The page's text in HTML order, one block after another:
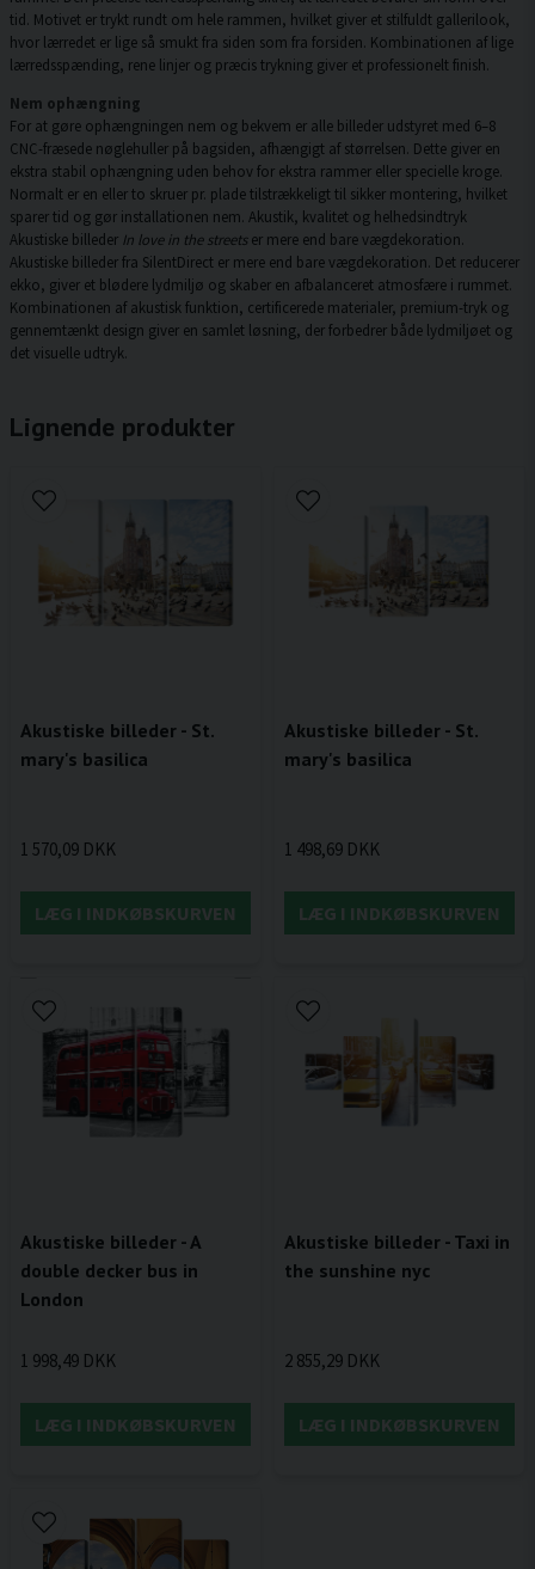
tid. Motivet er trykt rundt om hele rammen, hvilket giver et stilfuldt gallerilook,
hvor lærredet er lige så smukt fra siden som fra forsiden. Kombinationen af lige
lærredsspænding, rene linjer og præcis trykning giver et professionelt finish.
Nem ophængning
For at gøre ophængningen nem og bekvem er alle billeder udstyret med 6–8
CNC-fræsede nøglehuller på bagsiden, afhængigt af størrelsen. Dette giver en
ekstra stabil ophængning uden behov for ekstra rammer eller specielle kroge.
Normalt er en eller to skruer pr. plade tilstrækkeligt til sikker montering, hvilket
sparer tid og gør installationen nem. Akustik, kvalitet og helhedsindtryk
Akustiske billeder In love in the streetser mere end bare vægdekoration.
Akustiske billeder fra SilentDirect er mere end bare vægdekoration. Det reducerer
ekko, giver et blødere lydmiljø og skaber en afbalanceret atmosfære i rummet.
Kombinationen af akustisk funktion, certificerede materialer, premium-tryk og
gennemtænkt design giver en samlet løsning, der forbedrer både lydmiljøet og
det visuelle udtryk.
Lignende produkter
Akustiske billeder - St.
mary's basilica
1 570,09 DKK
LÆG I INDKØBSKURVEN
Akustiske billeder - St.
mary's basilica
1 498,69 DKK
LÆG I INDKØBSKURVEN
Akustiske billeder - A
double decker bus in
London
1 998,49 DKK
LÆG I INDKØBSKURVEN
Akustiske billeder - Taxi in
the sunshine nyc
2 855,29 DKK
LÆG I INDKØBSKURVEN